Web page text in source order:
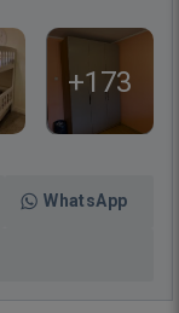
+173
WhatsApp